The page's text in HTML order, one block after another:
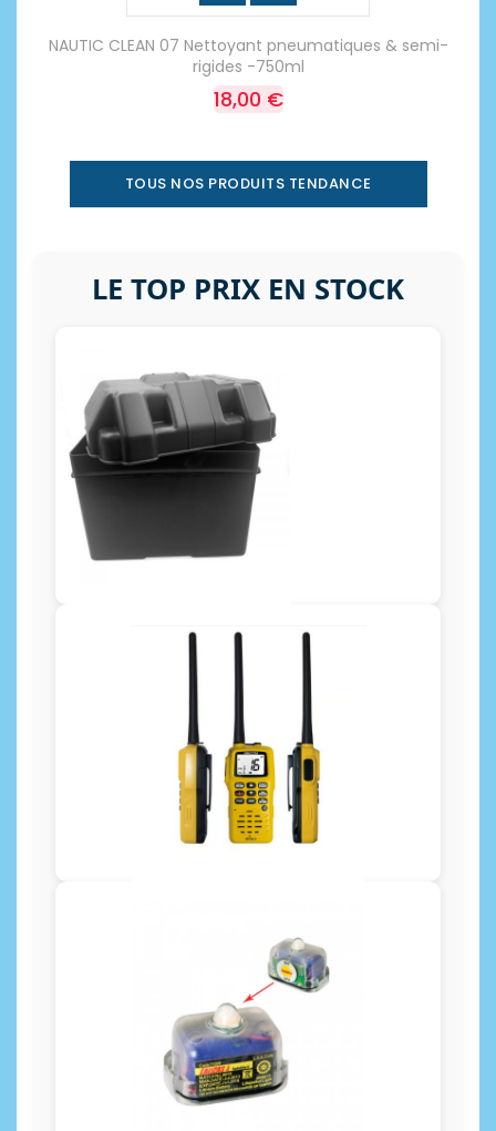
NAUTIC CLEAN 07 Nettoyant pneumatiques & semi-
rigides -750ml
18,00 €
TOUS NOS PRODUITS TENDANCE
LE TOP PRIX EN STOCK